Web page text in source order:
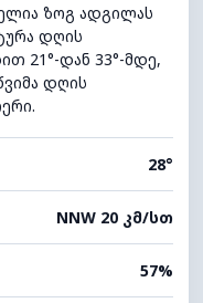
ზოგ ადგილას
დღის
21°-დან 33°-მდე,
დღის
28°
NNW 20 კმ/სთ
57%